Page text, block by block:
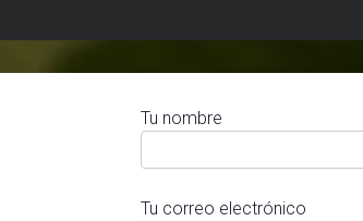
Tu nombre
Tu correo electrónico